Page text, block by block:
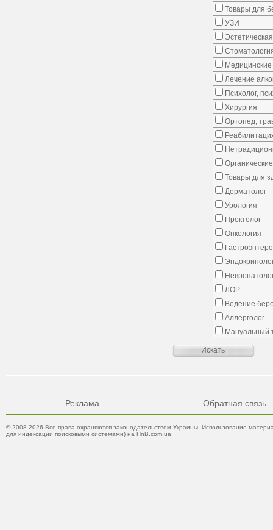
Товары для
УЗИ
Медицинские
Лечение
Психолог,
Хирургия
Ортопед,
Товары для
Дерматолог
Урология
Проктолог
Онкология
ЛОР
Ведение
Аллерголог
Мануальный
Реклама Обратная связь
© 2008-2026 Все права охраняются законодательством Украины. Использование
для индексации поисковыми системами) на HnB.com.ua.